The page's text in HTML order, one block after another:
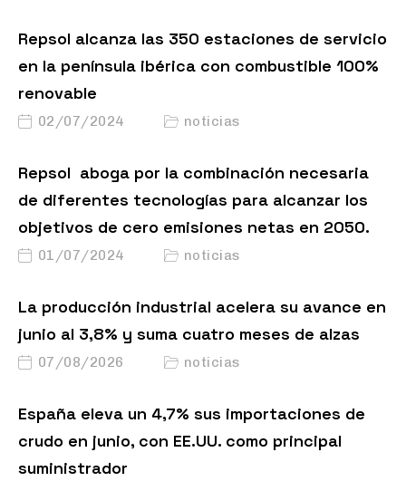
Repsol alcanza las 350 estaciones de servicio
en la península ibérica con combustible 100%
renovable
02/07/2024 noticias
Repsol aboga por la combinación necesaria
de diferentes tecnologías para alcanzar los
objetivos de cero emisiones netas en 2050.
01/07/2024 noticias
La producción industrial acelera su avance en
junio al 3,8% y suma cuatro meses de alzas
07/08/2026 noticias
España eleva un 4,7% sus importaciones de
crudo en junio, con EE.UU. como principal
suministrador